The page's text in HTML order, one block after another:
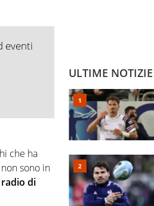
eventi
che ha
sono in
di
ULTIME NOTIZIE